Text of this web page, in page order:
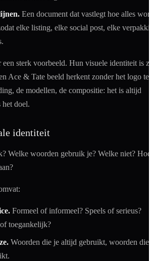
Een document dat vastlegt hoe alles
elke listing, elke social post, elke
sterk voorbeeld. Hun visuele identiteit is zo
Ace & Tate beeld herkent zonder het logo te
de modellen, de compositie: het is altijd
het doel.
identiteit
Welke woorden gebruik je? Welke niet? Hoe
Formeel of informeel? Speels of serieus?
toegankelijk?
Woorden die je altijd gebruikt, woorden die